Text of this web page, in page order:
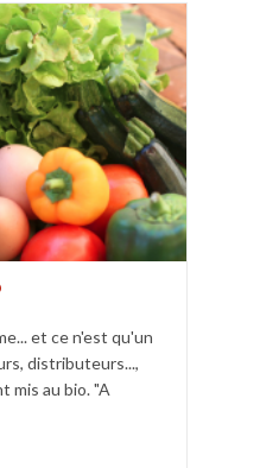
et ce n'est qu'un
distributeurs...,
mis au bio. "A